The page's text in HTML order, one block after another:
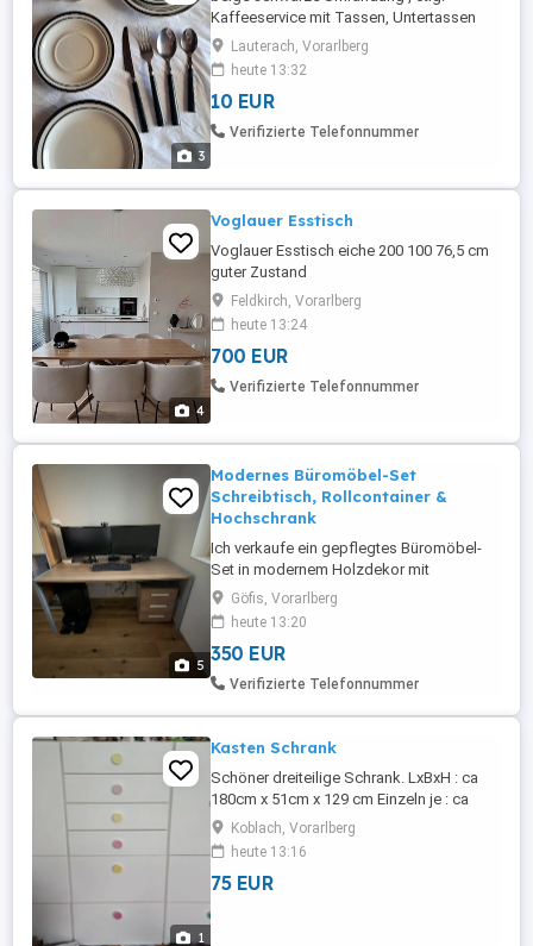
3
Kaffeeservice mit Tassen, Untertassen
und Dessertteller. Besteck gibt es gratis
dazu.
Lauterach, Vorarlberg
heute 13:32
10 EUR
Verifizierte Telefonnummer
4
Voglauer Esstisch
Voglauer Esstisch eiche 200 100 76,5 cm
guter Zustand
Feldkirch, Vorarlberg
heute 13:24
700 EUR
Verifizierte Telefonnummer
5
Modernes Büromöbel-Set
Schreibtisch, Rollcontainer &
Hochschrank
Ich verkaufe ein gepflegtes Büromöbel-
Set in modernem Holzdekor mit
anthrazitfarbenen Fronten. Das Set eignet
sich ideal für Homeoffice, Arbeitszimmer
oder Büro und bietet viel Stauraum. Das
Set besteht aus: Schreibtisch * Maße: 160
80 75 cm (B T H) Rollcontainer * Maße: 43
Göfis, Vorarlberg
heute 13:20
350 EUR
Verifizierte Telefonnummer
1
Kasten Schrank
Schöner dreiteilige Schrank. LxBxH : ca
180cm x 51cm x 129 cm Einzeln je : ca
60cm x 51cm x 129cm
Koblach, Vorarlberg
heute 13:16
75 EUR